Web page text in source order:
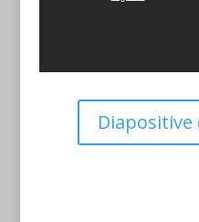
Diapositive